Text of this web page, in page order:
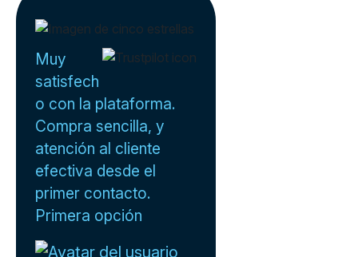
Muy
satisfech
o con la plataforma.
Compra sencilla, y
atención al cliente
efectiva desde el
primer contacto.
Primera opción